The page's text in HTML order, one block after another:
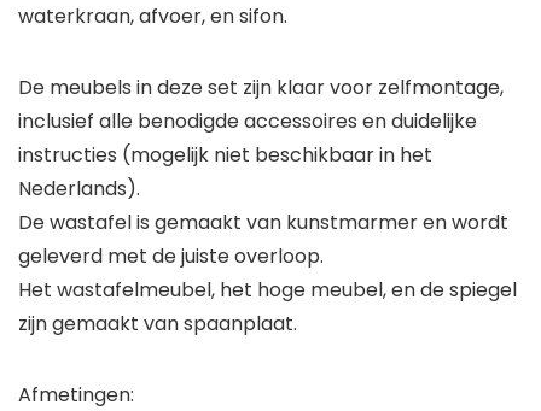
waterkraan, afvoer, en sifon.
De meubels in deze set zijn klaar voor zelfmontage,
inclusief alle benodigde accessoires en duidelijke
instructies (mogelijk niet beschikbaar in het
Nederlands).
De wastafel is gemaakt van kunstmarmer en wordt
geleverd met de juiste overloop.
Het wastafelmeubel, het hoge meubel, en de spiegel
zijn gemaakt van spaanplaat.
Afmetingen: